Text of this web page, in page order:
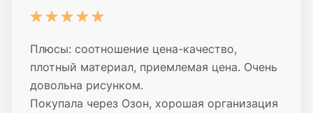
Плюсы: соотношение цена-качество,
плотный материал, приемлемая цена. Очень
довольна рисунком.
Покупала через Озон, хорошая организация